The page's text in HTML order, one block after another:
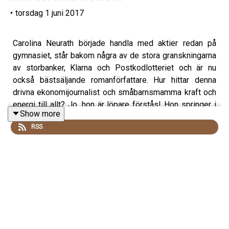
• torsdag 1 juni 2017
Carolina Neurath började handla med aktier redan på
gymnasiet, står bakom några av de stora granskningarna
av storbanker, Klarna och Postkodlotteriet och är nu
också bästsäljande romanförfattare. Hur hittar denna
drivna ekonomijournalist och småbarnsmamma kraft och
energi till allt? Jo, hon är löpare förstås! Hon springer i
stort sett varje dag, under vintern på löpband –och
tuffa intervallpass är favoriten. Dessutom får du en hel
Show more
RSS